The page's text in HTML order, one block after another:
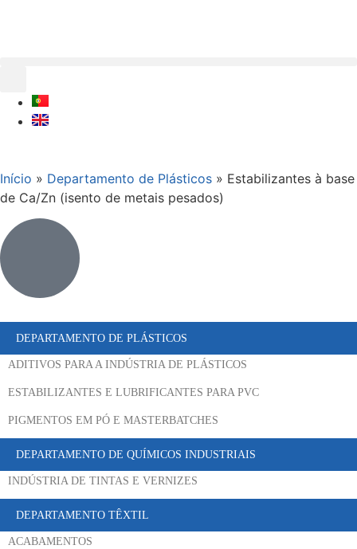
Início » Departamento de Plásticos » Estabilizantes à base
de Ca/Zn (isento de metais pesados)
DEPARTAMENTO DE PLÁSTICOS
ADITIVOS PARA A INDÚSTRIA DE PLÁSTICOS
ESTABILIZANTES E LUBRIFICANTES PARA PVC
PIGMENTOS EM PÓ E MASTERBATCHES
DEPARTAMENTO DE QUÍMICOS INDUSTRIAIS
INDÚSTRIA DE TINTAS E VERNIZES
DEPARTAMENTO TÊXTIL
ACABAMENTOS